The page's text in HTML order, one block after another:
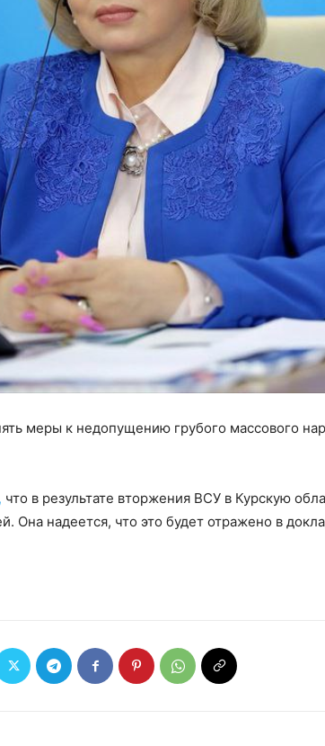
меры к недопущению грубого массового
что в результате вторжения ВСУ в Курскую
Она надеется, что это будет отражено в